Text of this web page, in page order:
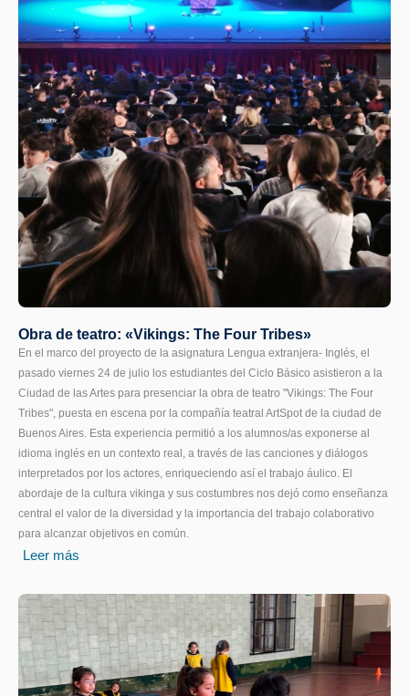
Obra de teatro: «Vikings: The Four Tribes»
En el marco del proyecto de la asignatura Lengua extranjera- Inglés, el
pasado viernes 24 de julio los estudiantes del Ciclo Básico asistieron a la
Ciudad de las Artes para presenciar la obra de teatro "Vikings: The Four
Tribes", puesta en escena por la compañía teatral ArtSpot de la ciudad de
Buenos Aires. Esta experiencia permitió a los alumnos/as exponerse al
idioma inglés en un contexto real, a través de las canciones y diálogos
interpretados por los actores, enriqueciendo así el trabajo áulico. El
abordaje de la cultura vikinga y sus costumbres nos dejó como enseñanza
central el valor de la diversidad y la importancia del trabajo colaborativo
para alcanzar objetivos en común.
Leer más